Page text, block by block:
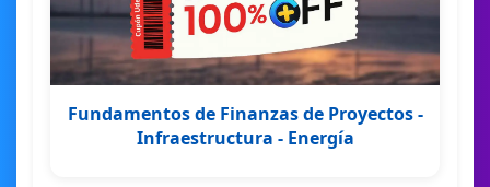
Fundamentos de Finanzas de Proyectos -
Infraestructura - Energía